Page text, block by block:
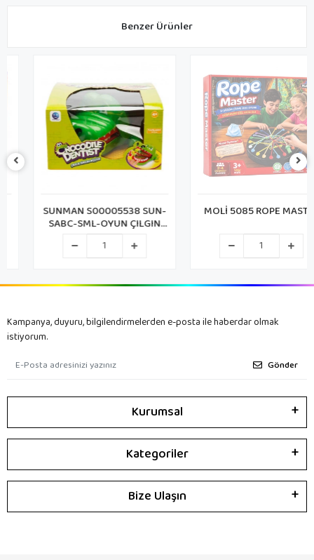
Benzer Ürünler
SUNMAN S00005538 SUN-
SABC-SML-OYUN ÇILGIN
TİMSAH DİŞÇİDE
MOLİ 5085 ROPE MASTER
Kampanya, duyuru, bilgilendirmelerden e-posta ile haberdar olmak
istiyorum.
Gönder
Kurumsal
Kategoriler
Bize Ulaşın